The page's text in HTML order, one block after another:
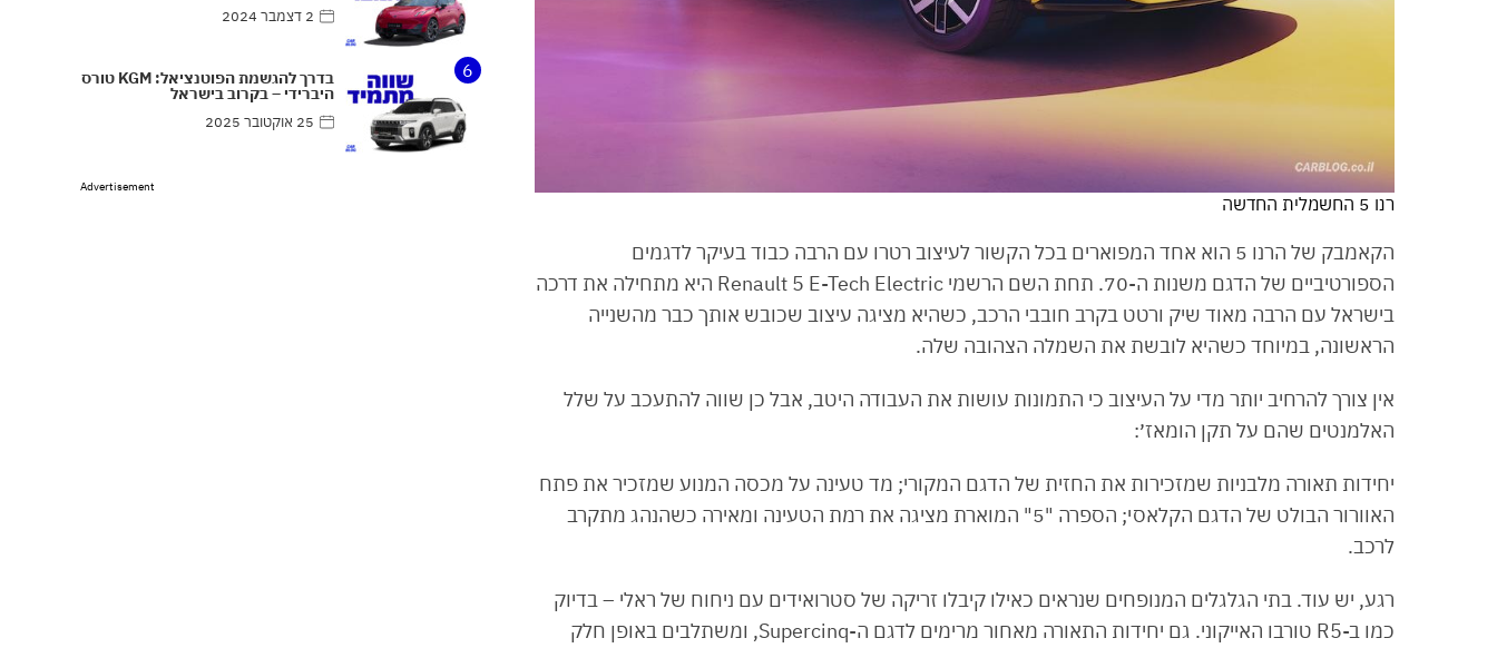
רנו 5 החשמלית החדשה
הקאמבק של הרנו 5 הוא אחד המפוארים בכל הקשור לעיצוב רטרו עם הרבה כבוד בעיקר לדגמים
הספורטיביים של הדגם משנות ה-70. תחת השם הרשמי Renault 5 E-Tech Electric היא מתחילה את דרכה
בישראל עם הרבה מאוד שיק ורטט בקרב חובבי הרכב, כשהיא מציגה עיצוב שכובש אותך כבר מהשנייה
הראשונה, במיוחד כשהיא לובשת את השמלה הצהובה שלה.
אין צורך להרחיב יותר מדי על העיצוב כי התמונות עושות את העבודה היטב, אבל כן שווה להתעכב על שלל
האלמנטים שהם על תקן הומאז׳:
יחידות תאורה מלבניות שמזכירות את החזית של הדגם המקורי; מד טעינה על מכסה המנוע שמזכיר את פתח
האוורור הבולט של הדגם הקלאסי; הספרה "5" המוארת מציגה את רמת הטעינה ומאירה כשהנהג מתקרב
לרכב.
רגע, יש עוד. בתי הגלגלים המנופחים שנראים כאילו קיבלו זריקה של סטרואידים עם ניחוח של ראלי – בדיוק
כמו ב-R5 טורבו האייקוני. גם יחידות התאורה מאחור מרימים לדגם ה-Supercinq, ומשתלבים באופן חלק
2 דצמבר 2024
6 בדרך להגשמת הפוטנציאל: KGM טורס
היברידי – בקרוב בישראל
25 אוקטובר 2025
Advertisement